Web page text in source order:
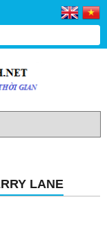
LANE